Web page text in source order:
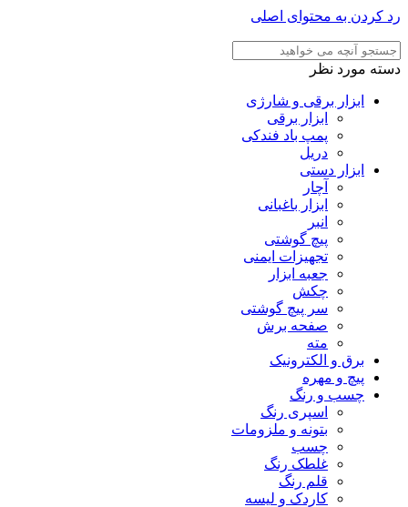
رد کردن به محتوای اصلی
دسته مورد نظر
ابزار برقی و شارژی
ابزار برقی
پمپ باد فندکی
دریل
ابزار دستی
آچار
ابزار باغبانی
انبر
پیچ گوشتی
تجهیزات ایمنی
جعبه ابزار
چکش
سر پیچ گوشتی
صفحه برش
مته
برق و الکترونیک
پیچ و مهره
چسب و رنگ
اسپری رنگ
بتونه و ملزومات
چسب
غلطک رنگ
قلم رنگ
کاردک و لیسه